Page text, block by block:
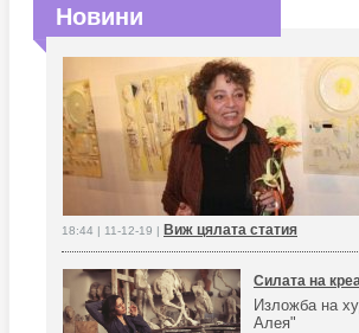
Новини
18:44 | 11-12-19 | Виж цялата статия
Силата на
Изложба на
Алея"